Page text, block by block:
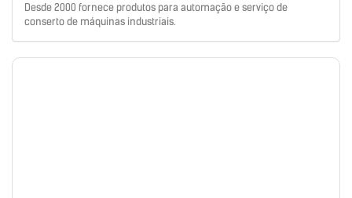
Desde 2000 fornece produtos para automação e serviço de
conserto de máquinas industriais.